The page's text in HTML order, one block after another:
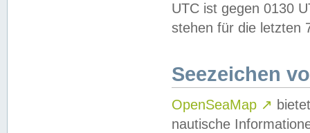
UTC ist gegen 0130
stehen für die letzten
Seezeichen
OpenSeaMap ↗
nautische